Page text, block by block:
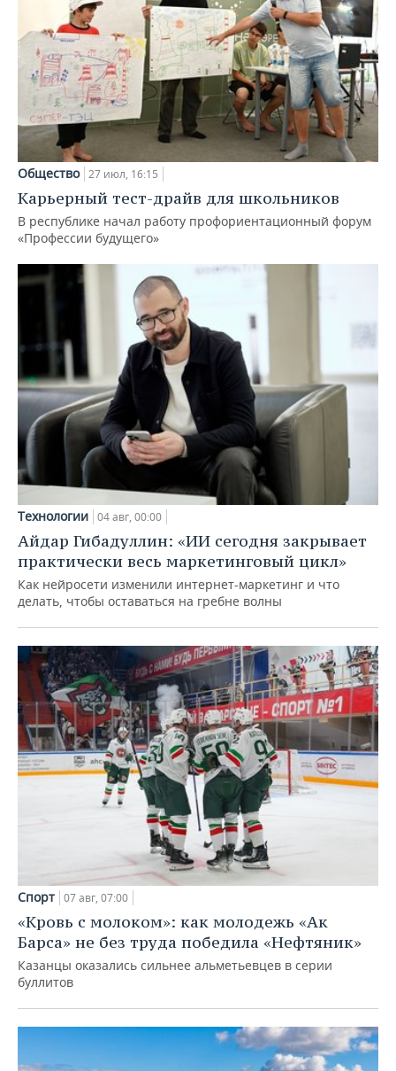
Общество 27 июл, 16:15
Карьерный тест-драйв для школьников
В республике начал работу профориентационный форум
«Профессии будущего»
Технологии 04 авг, 00:00
Айдар Гибадуллин: «ИИ сегодня закрывает
практически весь маркетинговый цикл»
Как нейросети изменили интернет-маркетинг и что
делать, чтобы оставаться на гребне волны
Спорт 07 авг, 07:00
«Кровь с молоком»: как молодежь «Ак
Барса» не без труда победила «Нефтяник»
Казанцы оказались сильнее альметьевцев в серии
буллитов